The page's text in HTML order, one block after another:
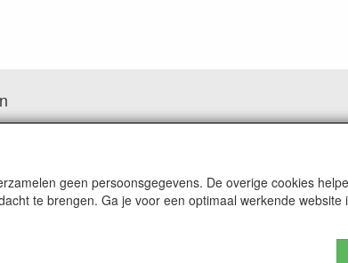
geen persoonsgegevens. De overige cookies
te brengen. Ga je voor een optimaal werkende website